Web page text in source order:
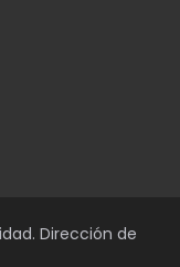
Dirección de